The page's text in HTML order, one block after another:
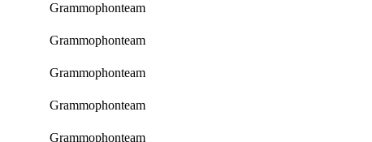
Grammophonteam
Grammophonteam
Grammophonteam
Grammophonteam
Grammophonteam